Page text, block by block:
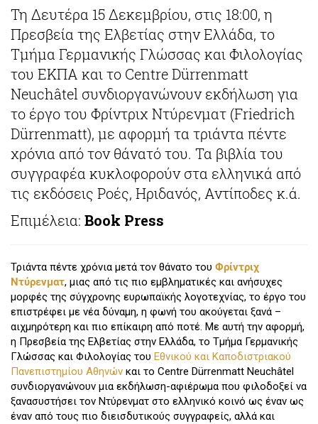
Τη Δευτέρα 15 Δεκεμβρίου, στις 18:00, η
Πρεσβεία της Ελβετίας στην Ελλάδα, το
Τμήμα Γερμανικής Γλώσσας και Φιλολογίας
του ΕΚΠΑ και το Centre Dürrenmatt
Neuchâtel συνδιοργανώνουν εκδήλωση για
το έργο του Φρίντριχ Ντύρενματ (Friedrich
Dürrenmatt), με αφορμή τα τριάντα πέντε
χρόνια από τον θάνατό του. Τα βιβλία του
συγγραφέα κυκλοφορούν στα ελληνικά από
τις εκδόσεις Ροές, Ηριδανός, Αντίποδες κ.ά.
Επιμέλεια: Book Press
Τριάντα πέντε χρόνια μετά τον θάνατο του Φρίντριχ
Ντύρενματ, μιας από τις πιο εμβληματικές και ανήσυχες
μορφές της σύγχρονης ευρωπαϊκής λογοτεχνίας, το έργο του
επιστρέφει με νέα δύναμη, η φωνή του ακούγεται ξανά –
αιχμηρότερη και πιο επίκαιρη από ποτέ. Με αυτή την αφορμή,
η Πρεσβεία της Ελβετίας στην Ελλάδα, το Τμήμα Γερμανικής
Γλώσσας και Φιλολογίας του Εθνικού και Καποδιστριακού
Πανεπιστημίου Αθηνών και το Centre Dürrenmatt Neuchâtel
συνδιοργανώνουν μια εκδήλωση-αφιέρωμα που φιλοδοξεί να
ξανασυστήσει τον Ντύρενματ στο ελληνικό κοινό ως έναν ως
έναν από τους πιο διεισδυτικούς συγγραφείς, αλλά και